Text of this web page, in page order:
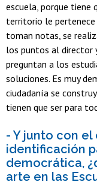
escuela, porque tiene
territorio le pertenece
toman notas, se
los puntos al director
preguntan a los
soluciones. Es muy
ciudadanía se
tienen que ser para
- Y junto con
identificación
democrática,
arte en las